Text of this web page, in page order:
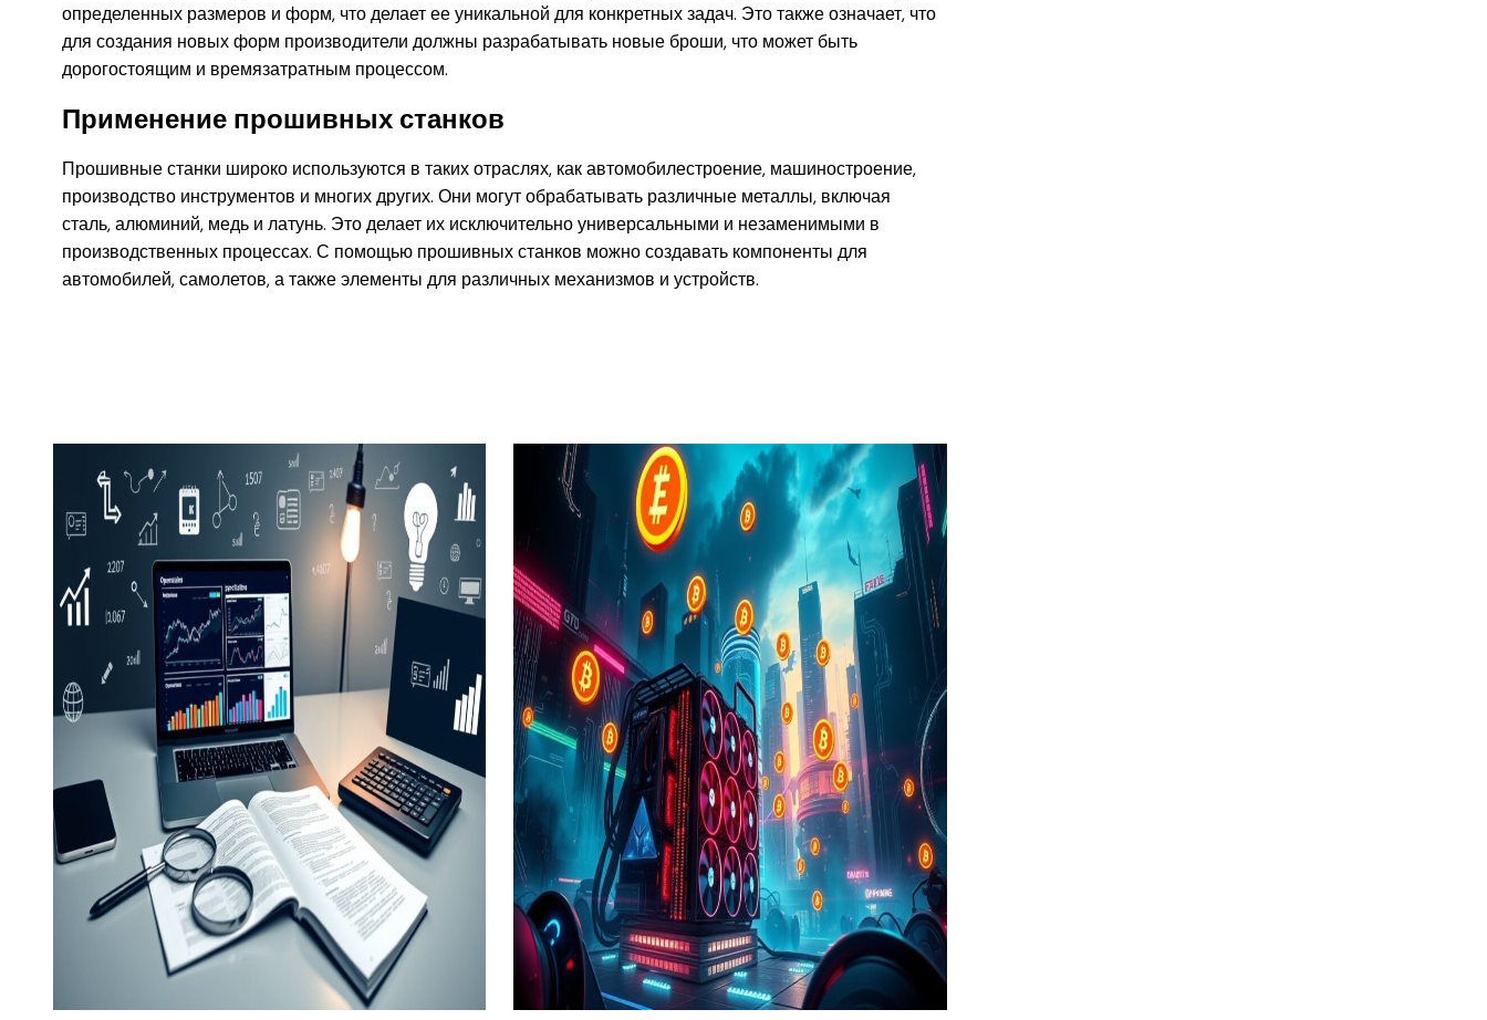
определенных размеров и форм, что делает ее уникальной для конкретных задач. Это также означает, что
для создания новых форм производители должны разрабатывать новые броши, что может быть
дорогостоящим и времязатратным процессом.
Применение прошивных станков
Прошивные станки широко используются в таких отраслях, как автомобилестроение, машиностроение,
производство инструментов и многих других. Они могут обрабатывать различные металлы, включая
сталь, алюминий, медь и латунь. Это делает их исключительно универсальными и незаменимыми в
производственных процессах. С помощью прошивных станков можно создавать компоненты для
автомобилей, самолетов, а также элементы для различных механизмов и устройств.